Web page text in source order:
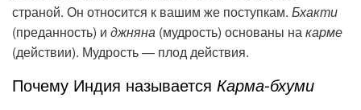
страной. Он относится к вашим же поступкам. Бхакти
(преданность) и джняна (мудрость) основаны накарме
(действии). Мудрость — плод действия.
Почему Индия называется Карма-бхуми